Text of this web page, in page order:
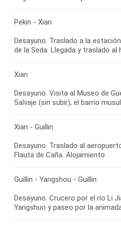
Pekin - Xian
Desayuno. Traslado a la
Xian
Desayuno. Visita al Museo de
Xian - Guillin
Desayuno. Traslado al
Guillin - Yangshou - Guillin
Desayuno. Crucero por el río Li